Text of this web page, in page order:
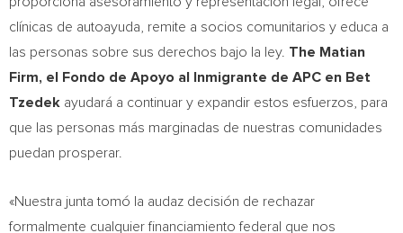
clínicas de autoayuda, remite a socios comunitarios y educa a
las personas sobre sus derechos bajo la ley. The Matian
Firm, el Fondo de Apoyo al Inmigrante de APC en Bet
Tzedek ayudará a continuar y expandir estos esfuerzos, para
que las personas más marginadas de nuestras comunidades
puedan prosperar.
«Nuestra junta tomó la audaz decisión de rechazar
formalmente cualquier financiamiento federal que nos